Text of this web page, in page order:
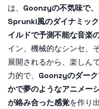
は、 Goonzyの不気味で
Sprunki風のダイナミッ
イルドで予測不能な音楽
イン、機械的なシンセ、
展開されるから、楽しん
力的で、 Goonzyのダー
かで夢のようなアニメー
が絡み合った感覚を作り